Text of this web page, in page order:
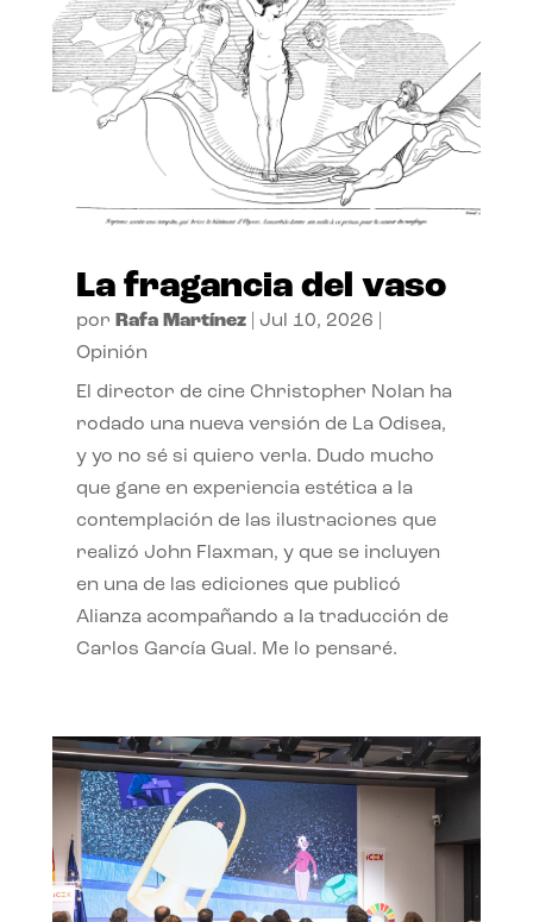
La fragancia del vaso
por Rafa Martínez| Jul 10, 2026
Opinión
El director de cine Christopher Nolan ha
rodado una nueva versión de La Odisea,
y yo no sé si quiero verla. Dudo mucho
que gane en experiencia estética a la
contemplación de las ilustraciones que
realizó John Flaxman, y que se incluyen
en una de las ediciones que publicó
Alianza acompañando a la traducción de
Carlos García Gual. Me lo pensaré.